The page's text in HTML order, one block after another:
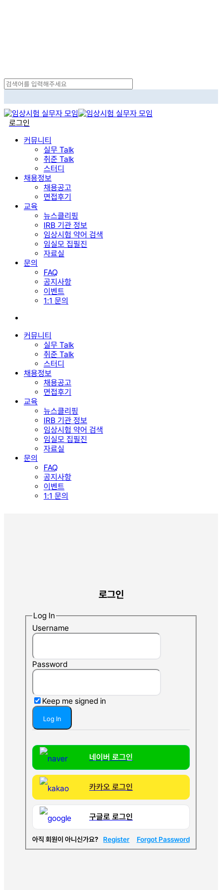
Search
로그인
커뮤니티
실무 Talk
취준 Talk
스터디
채용정보
채용공고
면접후기
교육
뉴스클리핑
IRB 기관 정보
임상시험 약어 검색
임실모 집필진
자료실
문의
FAQ
공지사항
이벤트
1:1 문의
커뮤니티
실무 Talk
취준 Talk
스터디
채용정보
채용공고
면접후기
교육
뉴스클리핑
IRB 기관 정보
임상시험 약어 검색
임실모 집필진
자료실
문의
FAQ
공지사항
이벤트
1:1 문의
로그인
Log In
Username
Password
Keep me signed in
Forgot Password
Register